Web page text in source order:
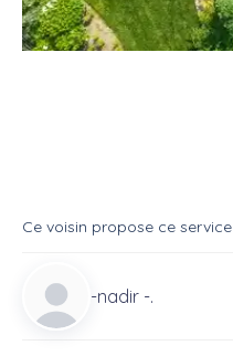
Ce voisin propose ce service
-nadir -.